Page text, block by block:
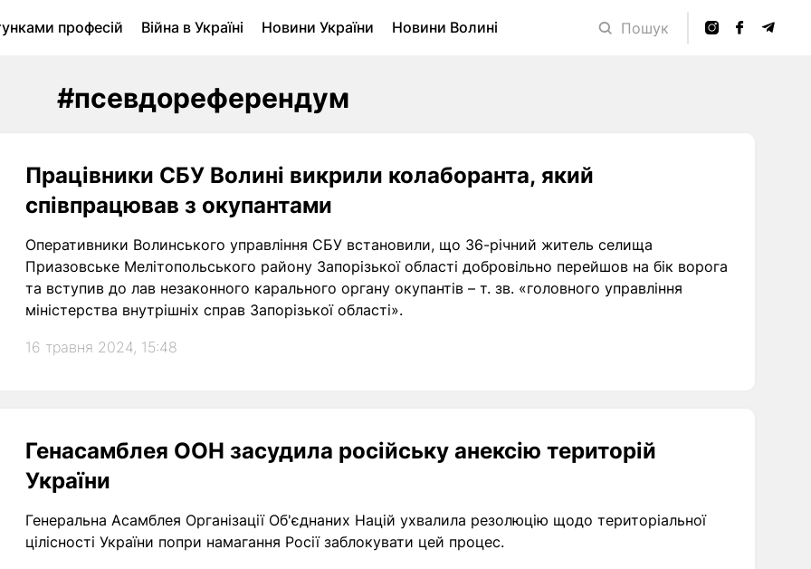
професій Війна в Україні Новини України
Новини Волині
Пошук
#псевдореферендум
Працівники СБУ Волині викрили колаборанта, який
співпрацював з окупантами
Оперативники Волинського управління СБУ встановили, що 36-річний житель селища
Приазовське Мелітопольського району Запорізької області добровільно перейшов на бік ворога
та вступив до лав незаконного карального органу окупантів – т. зв. «головного управління
міністерства внутрішніх справ Запорізької області».
16 травня 2024, 15:48
Генасамблея ООН засудила російську анексію територій
України
Генеральна Асамблея Організації Об'єднаних Націй ухвалила резолюцію щодо територіальної
цілісності України попри намагання Росії заблокувати цей процес.